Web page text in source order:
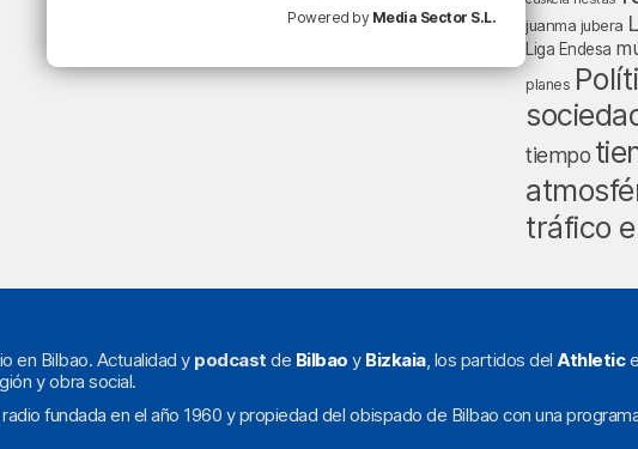
juanma jubera
Liga Endesa
planes
tiempo
tráfico
en Bilbao. Actualidad y podcast de Bilbao y Bizkaia, los partidos del Athletic
y obra social.
fundada en el año 1960 y propiedad del obispado de Bilbao con una
Powered by Media Sector S.L.